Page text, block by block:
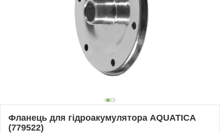
Фланець для гідроакумулятора AQUATICA
(779522)